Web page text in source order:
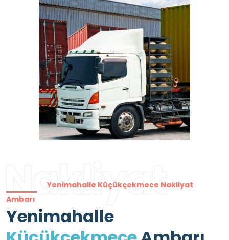
Nakliyat
Yenimahalle Küçükçekmece Nakliyat
Ambarı
Yenimahalle